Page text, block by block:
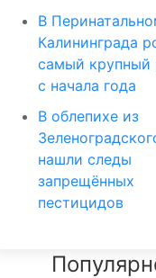
В
Калининграда
самый крупный
с начала года
В облепихе из
нашли следы
запрещённых
пестицидов